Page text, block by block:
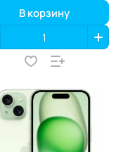
В корзину